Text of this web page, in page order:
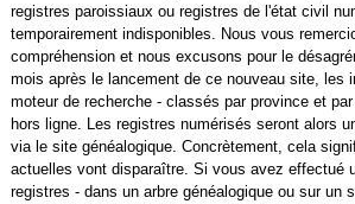
registres paroissiaux ou registres de l'état civil
temporairement indisponibles. Nous vous
compréhension et nous excusons pour le
mois après le lancement de ce nouveau site, les
moteur de recherche - classés par province et
hors ligne. Les registres numérisés seront alors
via le site généalogique. Concrètement, cela
actuelles vont disparaître. Si vous avez effectué
registres - dans un arbre généalogique ou sur un